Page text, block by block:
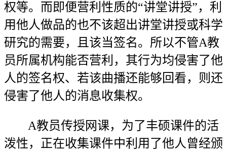
权等。而即便营利性质的“讲堂讲授”，利
用他人做品的也不该超出讲堂讲授或科学
研究的需要，且该当签名。所以不管A教
员所属机构能否营利，其行为均侵害了他
人的签名权、若该曲播还能够回看，则还
侵害了他人的消息收集权。
A教员传授网课，为了丰硕课件的活
泼性，正在收集课件中利用了他人曾经颁